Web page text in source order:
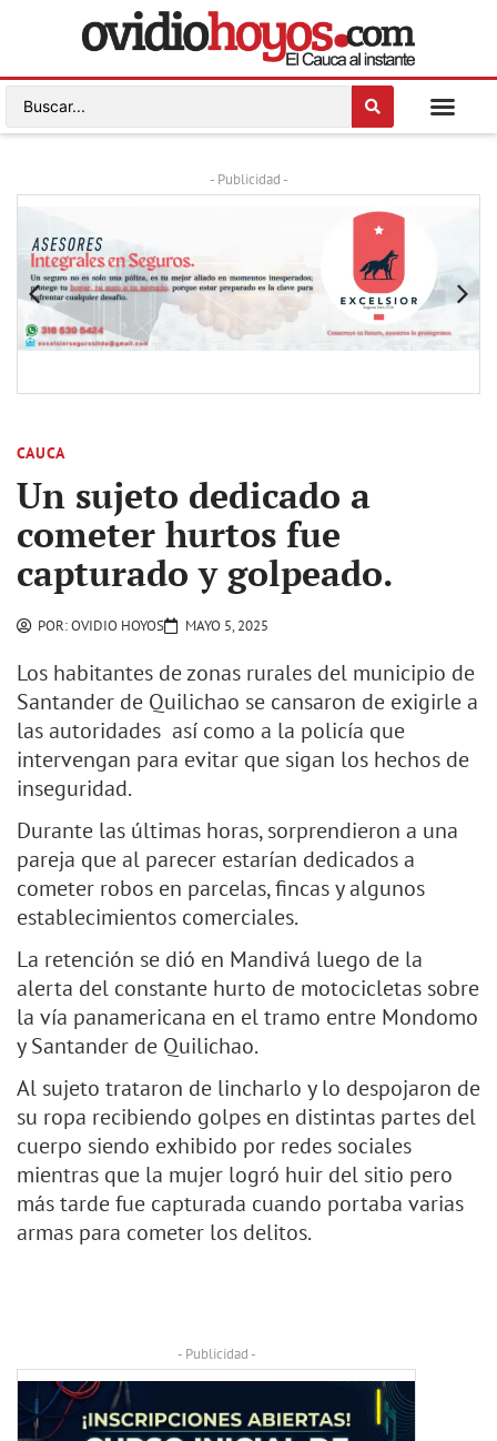
- Publicidad -
CAUCA
Un sujeto dedicado a
cometer hurtos fue
capturado y golpeado.
POR:OVIDIO HOYOS MAYO 5, 2025
Los habitantes de zonas rurales del municipio de
Santander de Quilichao se cansaron de exigirle a
las autoridades así como a la policía que
intervengan para evitar que sigan los hechos de
inseguridad.
Durante las últimas horas, sorprendieron a una
pareja que al parecer estarían dedicados a
cometer robos en parcelas, fincas y algunos
establecimientos comerciales.
La retención se dió en Mandivá luego de la
alerta del constante hurto de motocicletas sobre
la vía panamericana en el tramo entre Mondomo
y Santander de Quilichao.
Al sujeto trataron de lincharlo y lo despojaron de
su ropa recibiendo golpes en distintas partes del
cuerpo siendo exhibido por redes sociales
mientras que la mujer logró huir del sitio pero
más tarde fue capturada cuando portaba varias
armas para cometer los delitos.
- Publicidad -